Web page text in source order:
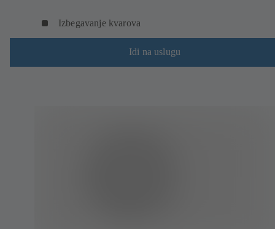
Izbegavanje kvarova
Idi na uslugu